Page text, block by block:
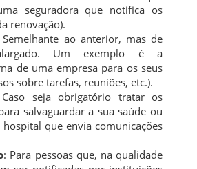
seguradora que notifica os
renovação).
ao anterior, mas de
Um exemplo é a
de uma empresa para os seus
sobre tarefas, reuniões, etc.).
seja obrigatório tratar os
salvaguardar a sua saúde ou
hospital que envia comunicações
: Para pessoas que, na qualidade